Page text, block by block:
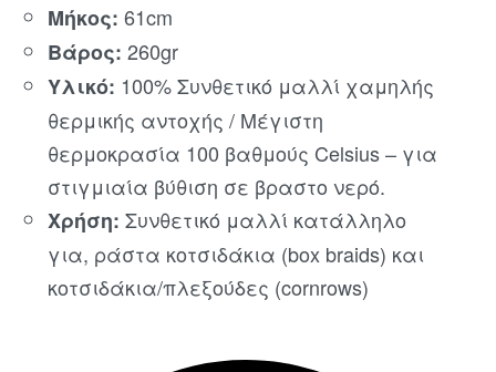
Μήκος: 61cm
Βάρος: 260gr
Υλικό: 100% Συνθετικό μαλλί χαμηλής
θερμικής αντοχής / Μέγιστη
θερμοκρασία 100 βαθμούς Celsius – για
στιγμιαία βύθιση σε βραστο νερό.
Χρήση: Συνθετικό μαλλί κατάλληλο
για, ράστα κοτσιδάκια (box braids) και
κοτσιδάκια/πλεξούδες (cornrows)